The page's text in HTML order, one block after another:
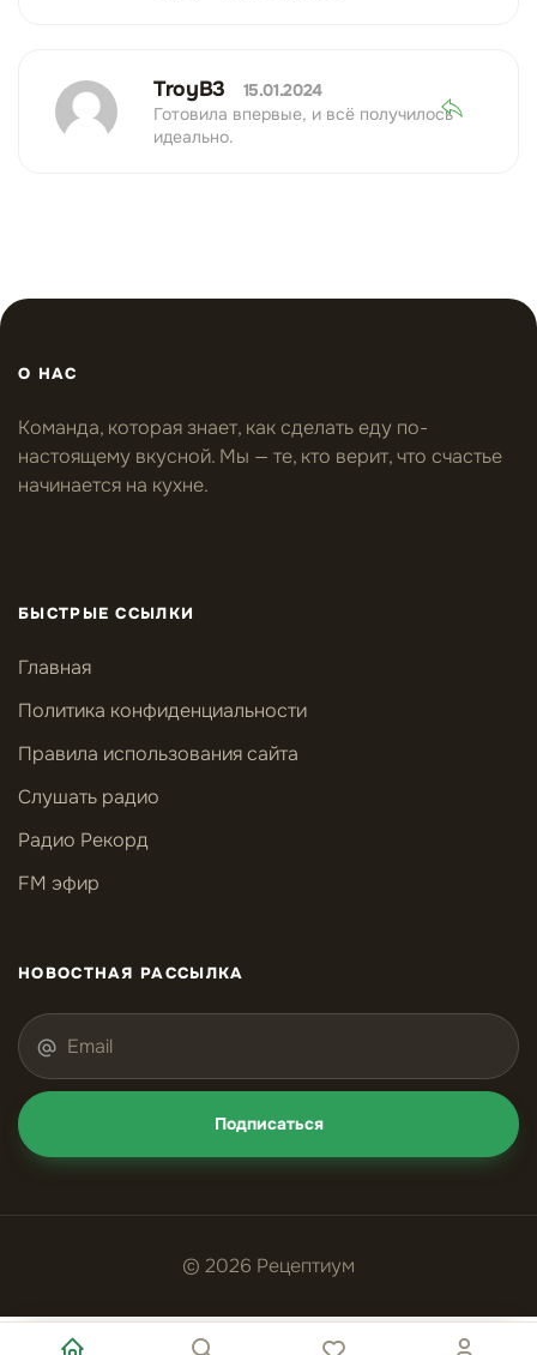
TroyB3
15.01.2024
Готовила впервые, и всё получилось
идеально.
О НАС
Команда, которая знает, как сделать еду по-
настоящему вкусной. Мы — те, кто верит, что счастье
начинается на кухне.
БЫСТРЫЕ ССЫЛКИ
Главная
Политика конфиденциальности
Правила использования сайта
Слушать радио
Радио Рекорд
FM эфир
НОВОСТНАЯ РАССЫЛКА
Подписаться
© 2026 Рецептиум